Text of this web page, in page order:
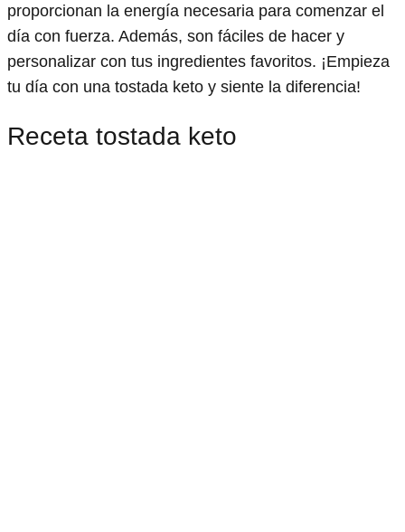
proporcionan la energía necesaria para comenzar el
día con fuerza. Además, son fáciles de hacer y
personalizar con tus ingredientes favoritos. ¡Empieza
tu día con una tostada keto y siente la diferencia!
Receta tostada keto